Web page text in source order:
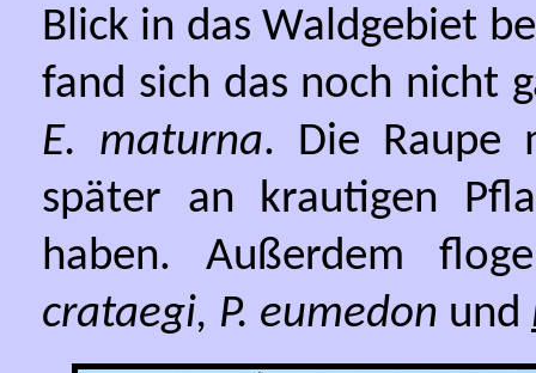
Blick in das Waldgebiet
fand sich das noch nicht
E. maturna. Die Raupe
später an krautigen
haben. Außerdem
crataegi, P. eumedon und